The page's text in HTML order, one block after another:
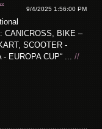
9/4/2025 1:56:00 PM
CANICROSS, BIKE –
SCOOTER -
- EUROPA CUP“ ... //